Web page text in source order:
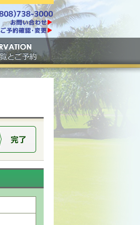
は808-738-
ファックスは808-
。
contact/
認・変更